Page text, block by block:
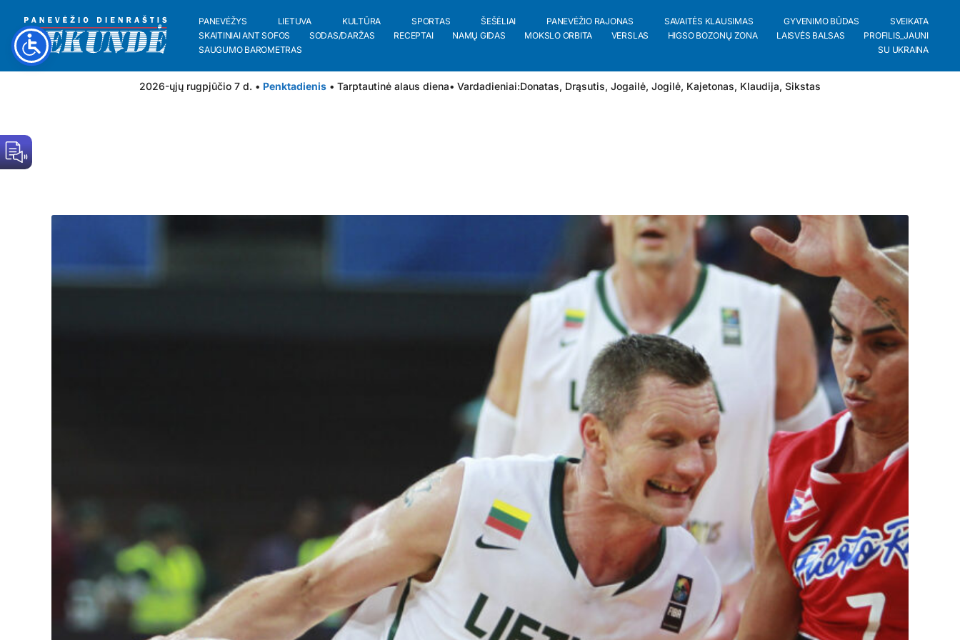
PANEVĖŽYS LIETUVA KULTŪRA SPORTAS ŠEŠĖLIAI PANEVĖŽIO RAJONAS SAVAITĖS KLAUSIMAS GYVENIMO BŪDAS
SVEIKATA
SKAITINIAI ANT SOFOS
SODAS/DARŽAS RECEPTAI NAMŲ GIDAS MOKSLO ORBITA VERSLAS HIGSO BOZONŲ ZONA LAISVĖS BALSAS
PROFILIS_JAUNI
SAUGUMO BAROMETRAS
SU UKRAINA
2026-ųjų rugpjūčio 7 d. • Penktadienis • Tarptautinė alaus diena• Vardadieniai:Donatas, Drąsutis, Jogailė, Jogilė, Kajetonas, Klaudija, Sikstas